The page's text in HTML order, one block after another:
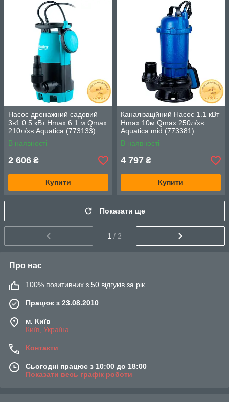
Насос дренажний садовий
3в1 0.5 кВт Hmax 6.1 м Qmax
210л/хв Aquatica (773133)
В наявності
2 606 ₴
Купити
Каналізаційний Насос 1.1 кВт
Hmax 10м Qmax 250л/хв
Aquatica mid (773381)
В наявності
4 797 ₴
Купити
Показати ще
1 / 2
Про нас
100% позитивних з 50 відгуків за рік
Працює з 23.08.2010
м. Київ
Київ, Україна
Контакти
Сьогодні працює з 10:00 до 18:00
Показати весь графік роботи